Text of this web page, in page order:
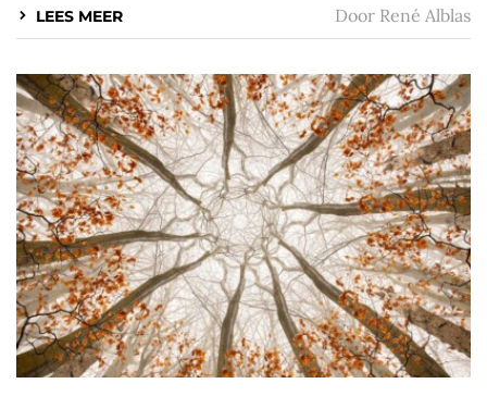
LEES MEER Door René Alblas